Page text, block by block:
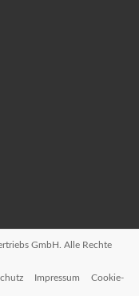
GmbH. Alle Rechte
Impressum
Cookie-